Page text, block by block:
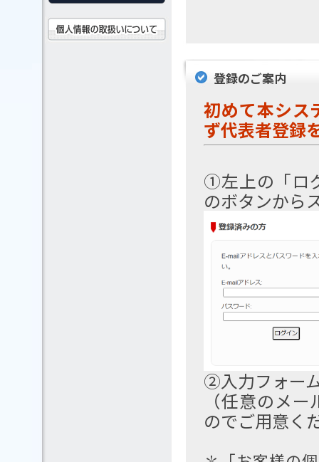
登録のご案内
初めて本シス
ず代表者登録
①左上の「ロ
のボタンから
②入力フォー
（任意のメ
のでご用意く